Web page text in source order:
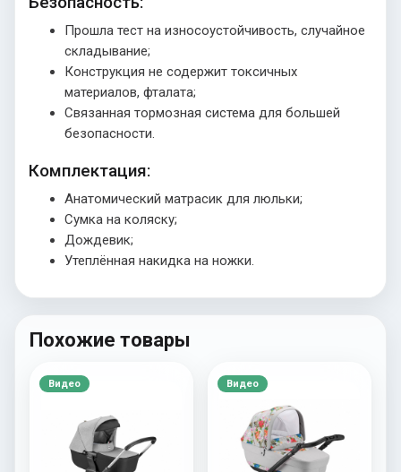
Прошла тест на износоустойчивость, случайное
складывание;
Конструкция не содержит токсичных
материалов, фталата;
Связанная тормозная система для большей
безопасности.
Комплектация:
Анатомический матрасик для люльки;
Сумка на коляску;
Дождевик;
Утеплённая накидка на ножки.
Похожие товары
Видео Видео